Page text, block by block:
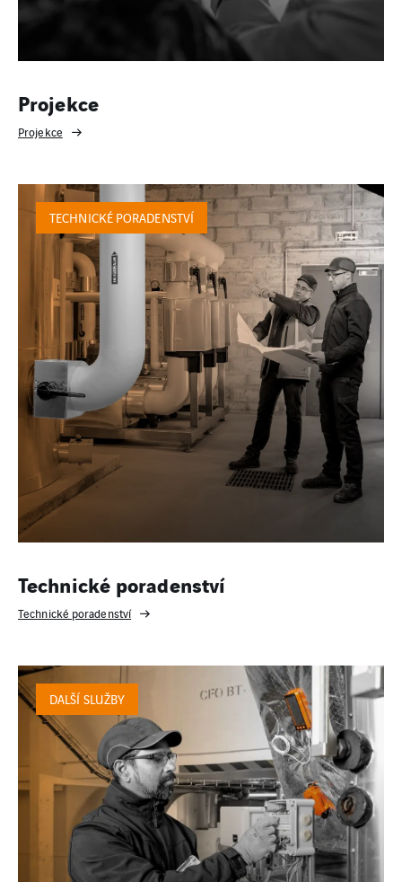
Projekce
Projekce
Technické poradenství
Technické poradenství